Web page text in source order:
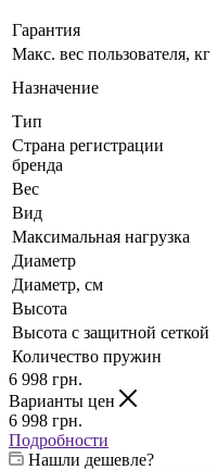
Гарантия
Макс. вес пользователя, кг
Назначение
Тип
Страна регистрации
бренда
Вес
Вид
Максимальная нагрузка
Диаметр
Диаметр, см
Высота
Высота с защитной сеткой
Количество пружин
6 998 грн.
Варианты цен
6 998 грн.
Подробности
Нашли дешевле?